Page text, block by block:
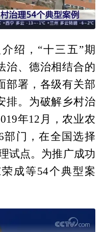
绍，“十三五”期
治、德治相结合的
部署，各级有关部
排。为破解乡村治
年12月，农业农
部门，在全国选择
试点。为推广成功
成等54个典型案